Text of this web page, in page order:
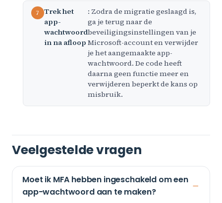
Trek het
app-
wachtwoord
in na afloop
: Zodra de migratie geslaagd is,
ga je terug naar de
beveiligingsinstellingen van je
Microsoft-account en verwijder
je het aangemaakte app-
wachtwoord. De code heeft
daarna geen functie meer en
verwijderen beperkt de kans op
misbruik.
Veelgestelde vragen
Moet ik MFA hebben ingeschakeld om een
app-wachtwoord aan te maken?